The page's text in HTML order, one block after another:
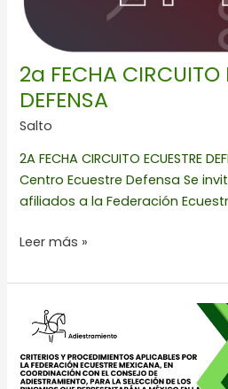
2a FECHA CIRCUITO
DEFENSA
Salto
2A FECHA CIRCUITO ECUESTRE
Centro Ecuestre Defensa Se
afiliados a la Federación
Leer más »
PROCEDIMIENTOS
APLICABLES
DE